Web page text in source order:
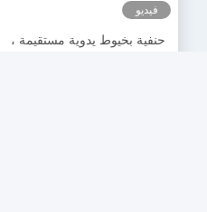
فيديو
حنفية بخيوط يدوية مستقيمة ،